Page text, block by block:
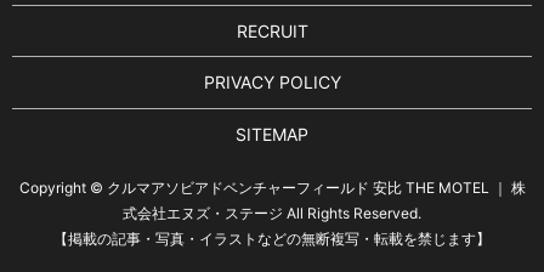
RECRUIT
PRIVACY POLICY
SITEMAP
Copyright © クルマアソビアドベンチャーフィールド 安比 THE MOTEL ｜ 株
式会社エヌズ・ステージ All Rights Reserved.
【掲載の記事・写真・イラストなどの無断複写・転載を禁じます】